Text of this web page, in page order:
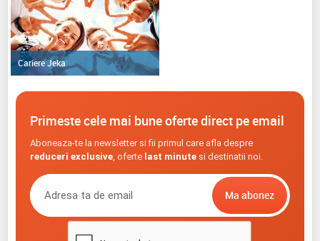
Cariere Jeka
Primeste cele mai bune oferte direct pe email
Aboneaza-te la newsletter si fii primul care afla despre
reduceri exclusive, oferte last minutesi destinatii noi.